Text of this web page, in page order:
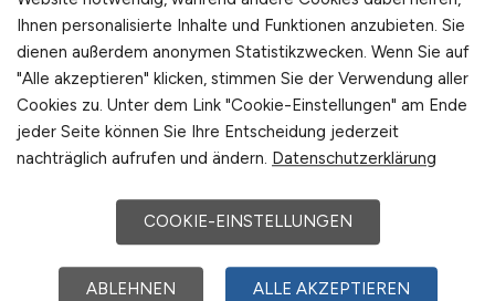
für Suchbegriffe wie „Hauspflege Pflegekraft
Job“, „Karriere häusliche Pflege
Gesundheitswesen“, „Ambulante Versorgung
Fachkraft Bewerbung“ oder „Pflegedienst
Mobilteam gesucht“ präzise platziert. Ihre
Einrichtung wird so als Arbeitgeber sichtbar,
der Pflegefachkräfte nicht nur beschäftigt,
sondern strukturell unterstützt. Das schafft
Ihnen personalisierte Inhalte und Funktionen anzubieten. Sie
dienen außerdem anonymen Statistikzwecken. Wenn Sie auf
"Alle akzeptieren" klicken, stimmen Sie der Verwendung aller
Cookies zu. Unter dem Link "Cookie-Einstellungen" am Ende
jeder Seite können Sie Ihre Entscheidung jederzeit
nachträglich aufrufen und ändern. Datenschutzerklärung
COOKIE-EINSTELLUNGEN
ABLEHNEN ALLE AKZEPTIEREN